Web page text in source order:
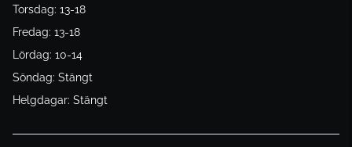
Torsdag: 13-18
Fredag: 13-18
Lördag: 10-14
Söndag: Stängt
Helgdagar: Stängt